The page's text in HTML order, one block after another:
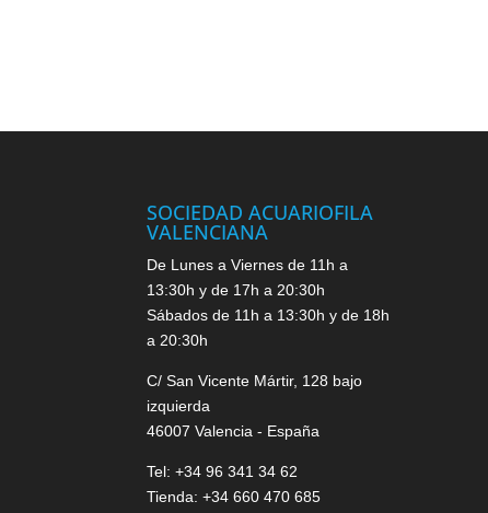
SOCIEDAD ACUARIOFILA
VALENCIANA
De Lunes a Viernes de 11h a
13:30h y de 17h a 20:30h
Sábados de 11h a 13:30h y de 18h
a 20:30h
C/ San Vicente Mártir, 128 bajo
izquierda
46007 Valencia - España
Tel: +34 96 341 34 62
Tienda: +34 660 470 685